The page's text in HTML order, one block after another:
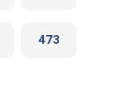
473